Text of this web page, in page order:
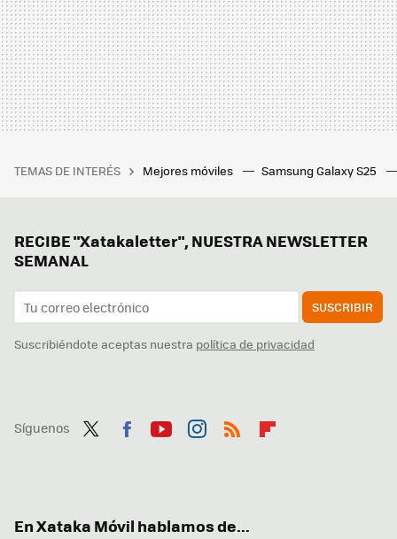
TEMAS DE INTERÉS Mejores móviles Samsung Galaxy S25
RECIBE "Xatakaletter", NUESTRA NEWSLETTER
SEMANAL
SUSCRIBIR
Suscribiéndote aceptas nuestra política de privacidad
Síguenos
En Xataka Móvil hablamos de...